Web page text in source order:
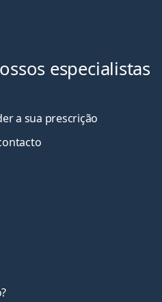
especialistas
a sua prescrição